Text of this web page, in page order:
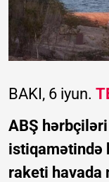
BAKI, 6 iyun.
ABŞ
istiqamətində
raketi havada